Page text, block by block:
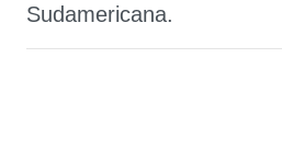
Sudamericana.